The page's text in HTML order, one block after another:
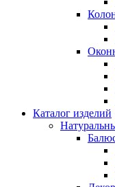
Каталог изделий